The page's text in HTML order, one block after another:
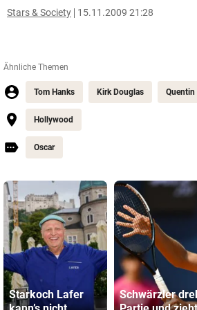
Stars & Society 15.11.2009 21:28
Ähnliche Themen
Tom Hanks Kirk Douglas Quentin
Hollywood
Oscar
Starkoch Lafer
Schwärzler